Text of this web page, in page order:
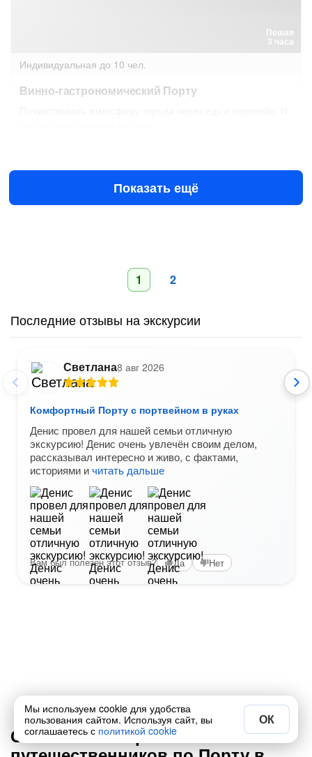
Пешая
3 часа
Индивидуальная до 10 чел.
Винно-гастрономический Порту
€120за всё до 4 чел.
Показать ещё
1 2
Последние отзывы на экскурсии
Светлана8 авг 2026
Комфортный Порту с портвейном в руках
Денис провел для нашей семьи отличную
экскурсию! Денис очень увлечён своим делом,
рассказывал интересно и живо, с фактами,
историями ичитать дальше
Вам был полезен этот отзыв? Да Нет
1 / 11
Ответы на вопросы от
Мы используем cookie для удобства
пользования сайтом. Используя сайт, вы
соглашаетесь с политикой cookie
ОК